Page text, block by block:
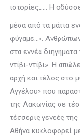
ιστορίες…… Η
μέσα από τα μάτια
φύγαμε…». Ανθρώπων
στα εννέα
ντίβι-ντίβι». Η
αρχή και τέλος στο
Αγγέλου» που
της Λακωνίας σε
τέσσερις γενεές της
Αθήνα κυκλοφορεί με